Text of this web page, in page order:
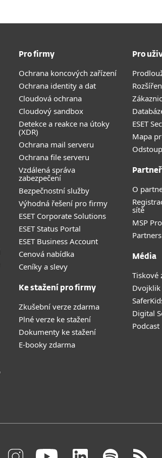
Pro firmy
Ochrana koncových zařízení
Ochrana identity a dat
Cloudová ochrana
Cloudový sandbox
Detekce a reakce na útoky
(XDR)
Ochrana mail serveru
Ochrana file serveru
Vzdálená správa
zabezpečení
Bezpečnostní služby
Výhodná řešení pro firmy
ESET Corporate Solutions
ESET Status Portal
ESET Business Account
Cenová nabídka
Ceníky a slevy
Ke stažení pro firmy
Zkušební verze zdarma
Plné verze ke stažení
Dokumenty ke stažení
E-booky zdarma
Pro
ESET
Mapa
O
sítě
MSP
Média
Tiskové
Dvojklik
Digital
Podcast